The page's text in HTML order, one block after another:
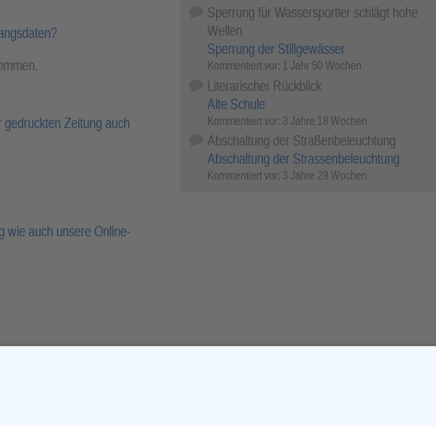
Zeitung auch
wie auch unsere Online-
Sperrung für Wassersportler schlägt hohe
Wellen
Sperrung der Stillgewässer
Kommentiert vor: 1 Jahr 50 Wochen
Literarischer Rückblick
Alte Schule
Kommentiert vor: 3 Jahre 18 Wochen
Abschaltung der Straßenbeleuchtung
Abschaltung der Strassenbeleuchtung
Kommentiert vor: 3 Jahre 29 Wochen